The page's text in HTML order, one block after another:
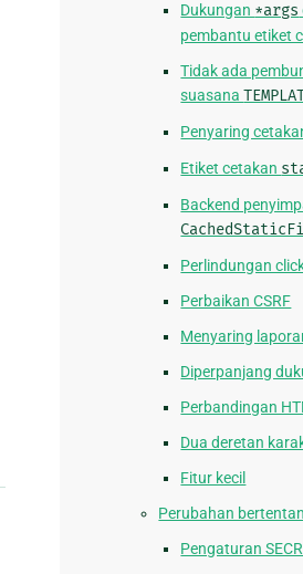
Dukungan *args
pembantu etiket
Tidak ada
suasana
Penyaring
Etiket cetakan
Backend
Perlindungan
Perbaikan CSRF
Menyaring
Diperpanjang
Perbandingan
Dua deretan
Fitur kecil
Perubahan
Pengaturan